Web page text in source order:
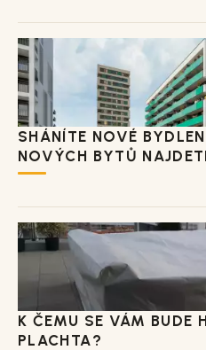
SHÁNÍTE NOVÉ
NOVÝCH BYTŮ
K ČEMU SE VÁM BUDE
PLACHTA?